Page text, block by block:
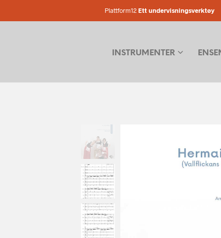
Plattform12 Ett undervisningsverktøy
INSTRUMENTER